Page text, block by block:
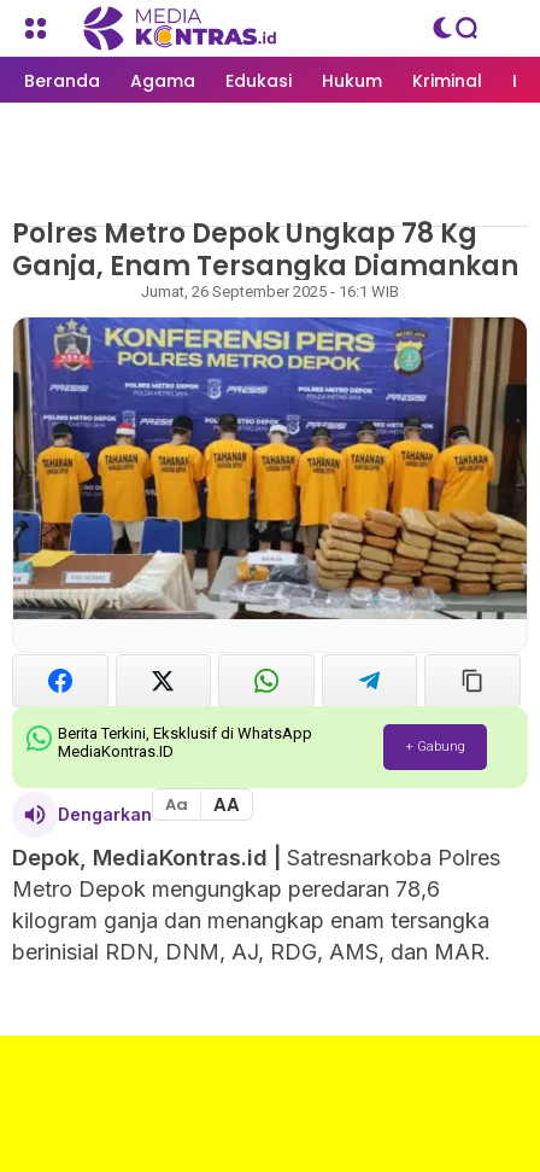
Beranda Agama Edukasi Hukum Kriminal
MEDIAKONTRAS.ID/NASIONAL
Polres Metro Depok Ungkap 78 Kg
Ganja, Enam Tersangka Diamankan
Jumat, 26 September 2025 - 16:1 WIB
Berita Terkini, Eksklusif di WhatsApp
MediaKontras.ID
+ Gabung
Dengarkan Aa AA
Depok, MediaKontras.id |
Satresnarkoba Polres
Metro Depok mengungkap peredaran 78,6
kilogram ganja dan menangkap enam tersangka
berinisial RDN, DNM, AJ, RDG, AMS, dan MAR.